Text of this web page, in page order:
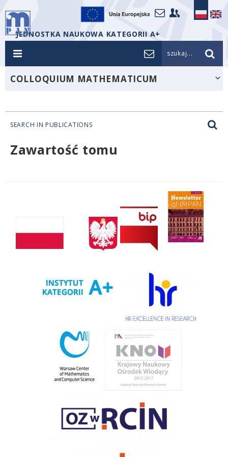
JEDNOSTKA NAUKOWA KATEGORII A+
szukaj...
COLLOQUIUM MATHEMATICUM
SEARCH IN PUBLICATIONS
Zawartość tomu